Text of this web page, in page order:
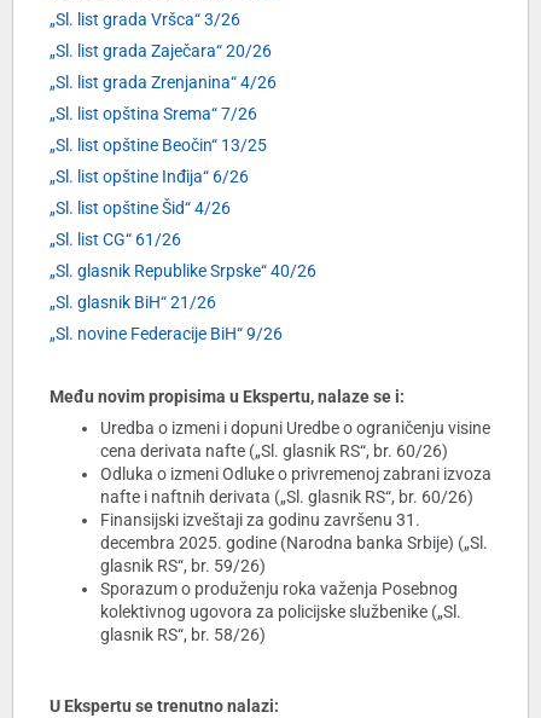
„Sl. list grada Vršca“ 3/26
„Sl. list grada Zaječara“ 20/26
„Sl. list grada Zrenjanina“ 4/26
„Sl. list opština Srema“ 7/26
„Sl. list opštine Beočin“ 13/25
„Sl. list opštine Inđija“ 6/26
„Sl. list opštine Šid“ 4/26
„Sl. list CG“ 61/26
„Sl. glasnik Republike Srpske“ 40/26
„Sl. glasnik BiH“ 21/26
„Sl. novine Federacije BiH“ 9/26
Među novim propisima u Ekspertu, nalaze se i:
Uredba o izmeni i dopuni Uredbe o ograničenju visine
cena derivata nafte („Sl. glasnik RS“, br. 60/26)
Odluka o izmeni Odluke o privremenoj zabrani izvoza
nafte i naftnih derivata („Sl. glasnik RS“, br. 60/26)
Finansijski izveštaji za godinu završenu 31.
decembra 2025. godine (Narodna banka Srbije) („Sl.
glasnik RS“, br. 59/26)
Sporazum o produženju roka važenja Posebnog
kolektivnog ugovora za policijske službenike („Sl.
glasnik RS“, br. 58/26)
U Ekspertu se trenutno nalazi: